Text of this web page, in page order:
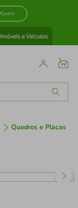
Quero
Imóveis e Veículos
Quadros e Placas